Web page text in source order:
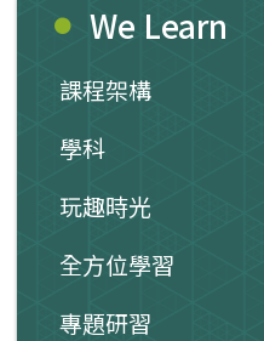
We Learn
課程架構
學科
玩趣時光
全方位學習
專題研習